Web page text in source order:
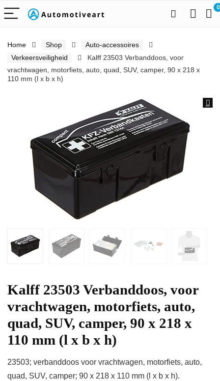
0
Home Shop
Auto-accessoires
Verkeersveiligheid
Kalff 23503 Verbanddoos, voor
vrachtwagen, motorfiets, auto, quad, SUV, camper, 90 x 218 x
110 mm (l x b x h)
Kalff 23503 Verbanddoos, voor
vrachtwagen, motorfiets, auto,
quad, SUV, camper, 90 x 218 x
110 mm (l x b x h)
23503; verbanddoos voor vrachtwagen, motorfiets, auto,
quad, SUV, camper; 90 x 218 x 110 mm (l x b x h).